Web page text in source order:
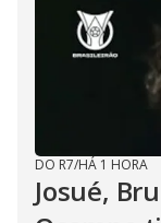
DO R7/HÁ 1 HORA
Josué,